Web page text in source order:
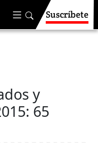
Suscríbete
y
65